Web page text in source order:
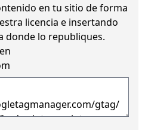
en tu sitio de forma
licencia e insertando
donde lo republiques.